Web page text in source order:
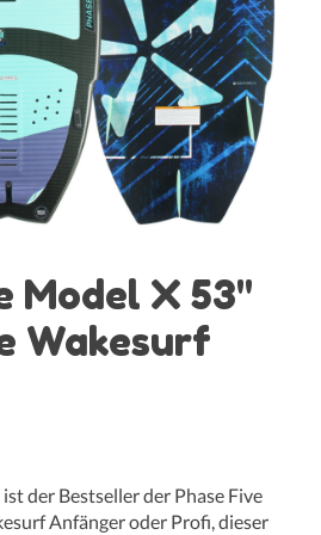
Model X 53"
Wakesurf
der Bestseller der Phase Five
Anfänger oder Profi, dieser